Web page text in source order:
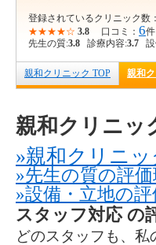
登録されているクリニック数：
★★★★☆ 3.8 口コミ： 6件
先生の質:3.8 診療内容:3.7 設
親和クリニック TOP 親和
親和クリニッ
»親和クリニ
»先生の質の評
»設備・立地の
スタッフ対応 の
どのスタッフも、